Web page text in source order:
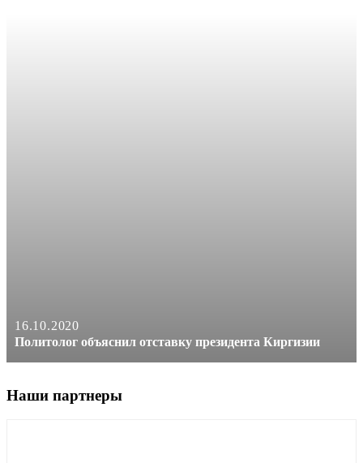
16.10.2020
Политолог объяснил отставку президента Киргизии
Наши партнеры